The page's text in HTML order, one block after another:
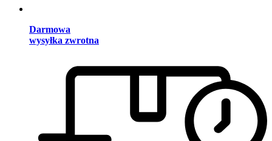
Darmowa
wysyłka zwrotna